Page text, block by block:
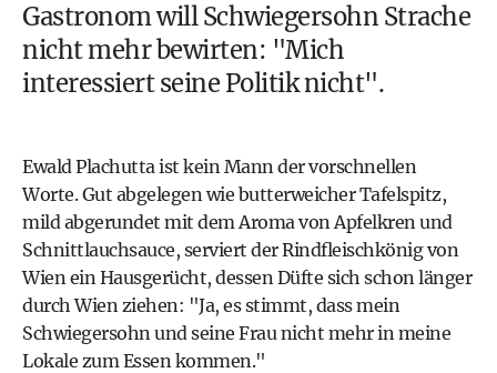
Gastronom will Schwiegersohn Strache
nicht mehr bewirten: "Mich
interessiert seine Politik nicht".
Ewald Plachutta ist kein Mann der vorschnellen
Worte. Gut abgelegen wie butterweicher Tafelspitz,
mild abgerundet mit dem Aroma von Apfelkren und
Schnittlauchsauce, serviert der Rindfleischkönig von
Wien ein Hausgerücht, dessen Düfte sich schon länger
durch Wien ziehen: "Ja, es stimmt, dass mein
Schwiegersohn und seine Frau nicht mehr in meine
Lokale zum Essen kommen."